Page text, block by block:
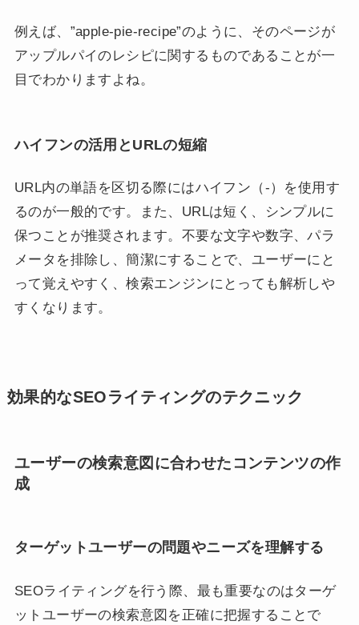
例えば、”apple-pie-recipe”のように、そのページが
アップルパイのレシピに関するものであることが一
目でわかりますよね。
ハイフンの活用とURLの短縮
URL内の単語を区切る際にはハイフン（-）を使用す
るのが一般的です。また、URLは短く、シンプルに
保つことが推奨されます。不要な文字や数字、パラ
メータを排除し、簡潔にすることで、ユーザーにと
って覚えやすく、検索エンジンにとっても解析しや
すくなります。
効果的なSEOライティングのテクニック
ユーザーの検索意図に合わせたコンテンツの作
成
ターゲットユーザーの問題やニーズを理解する
SEOライティングを行う際、最も重要なのはターゲ
ットユーザーの検索意図を正確に把握することで